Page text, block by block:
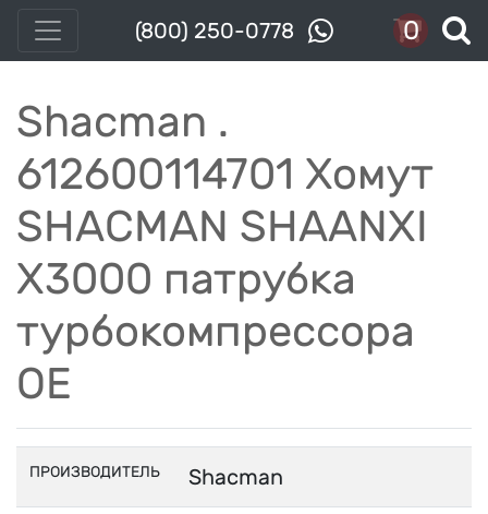
(800) 250-0778 0
Shacman .
612600114701 Хомут
SHACMAN SHAANXI
X3000 патрубка
турбокомпрессора
OE
ПРОИЗВОДИТЕЛЬ Shacman